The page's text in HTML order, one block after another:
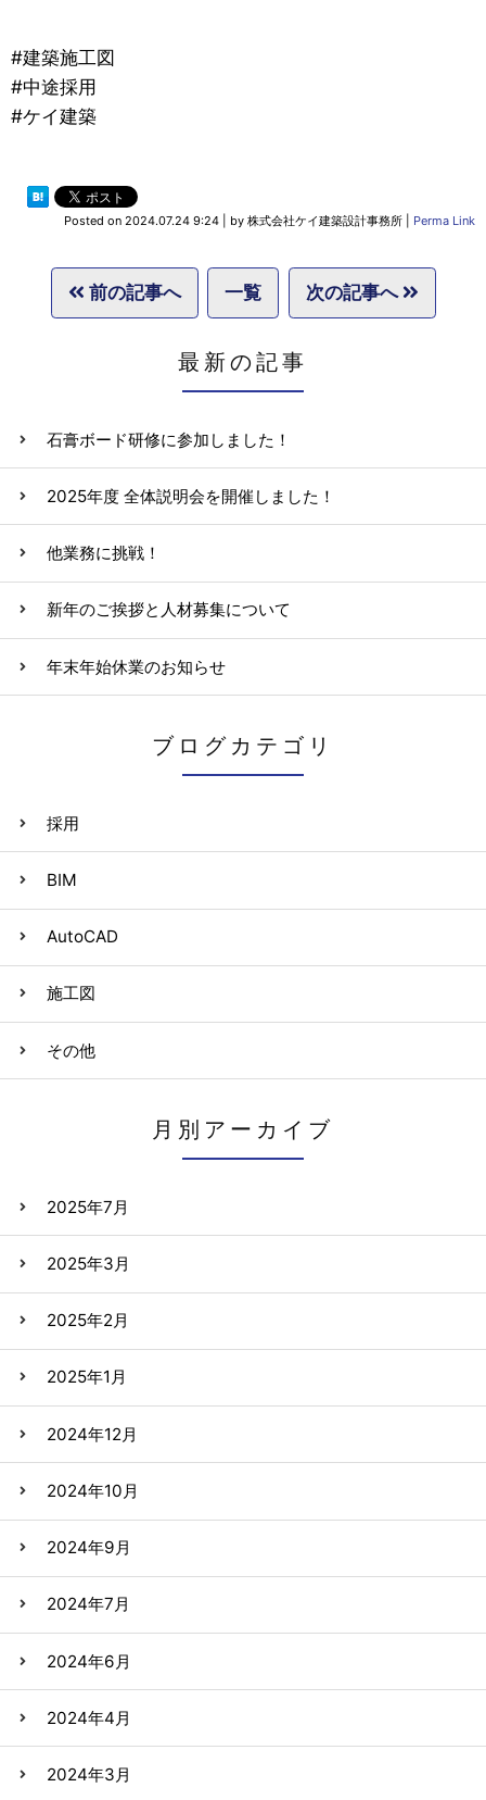
#建築施工図
#中途採用
#ケイ建築
Posted on 2024.07.24 9:24 by 株式会社ケイ建築設計事務所 Perma Link
前の記事へ 一覧 次の記事へ
最新の記事
石膏ボード研修に参加しました！
2025年度 全体説明会を開催しました！
他業務に挑戦！
新年のご挨拶と人材募集について
年末年始休業のお知らせ
ブログカテゴリ
採用
BIM
AutoCAD
施工図
その他
月別アーカイブ
2025年7月
2025年3月
2025年2月
2025年1月
2024年12月
2024年10月
2024年9月
2024年7月
2024年6月
2024年4月
2024年3月